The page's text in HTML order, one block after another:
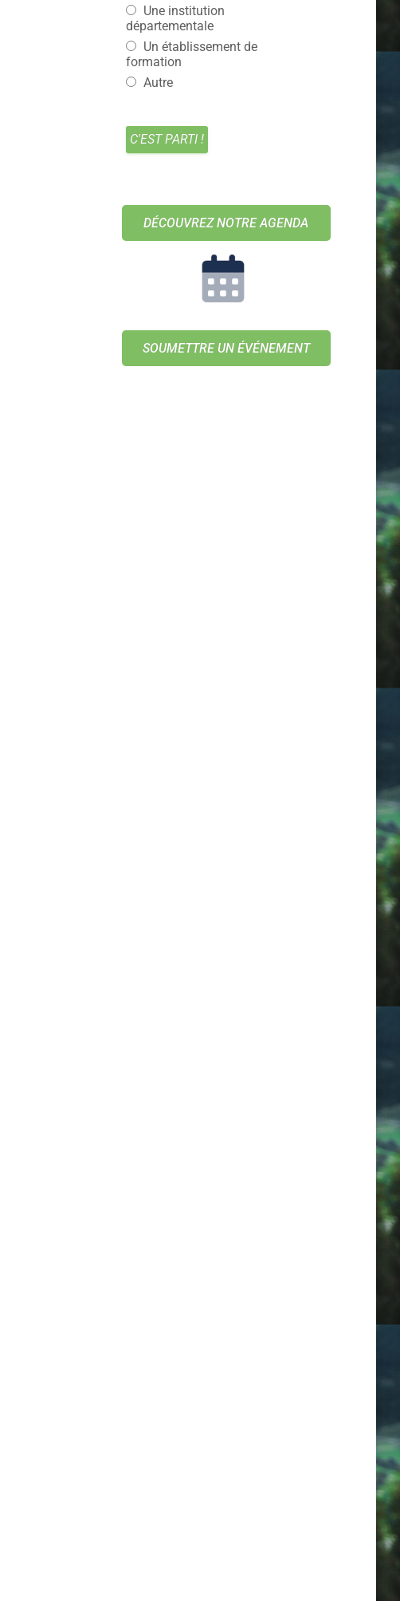
Une institution
départementale
Un établissement de
formation
Autre
DÉCOUVREZ NOTRE AGENDA
SOUMETTRE UN ÉVÉNEMENT